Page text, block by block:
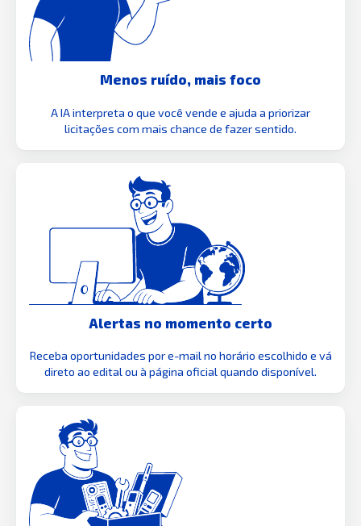
Menos ruído, mais foco
A IA interpreta o que você vende e ajuda a priorizar
licitações com mais chance de fazer sentido.
Alertas no momento certo
Receba oportunidades por e-mail no horário escolhido e vá
direto ao edital ou à página oficial quando disponível.